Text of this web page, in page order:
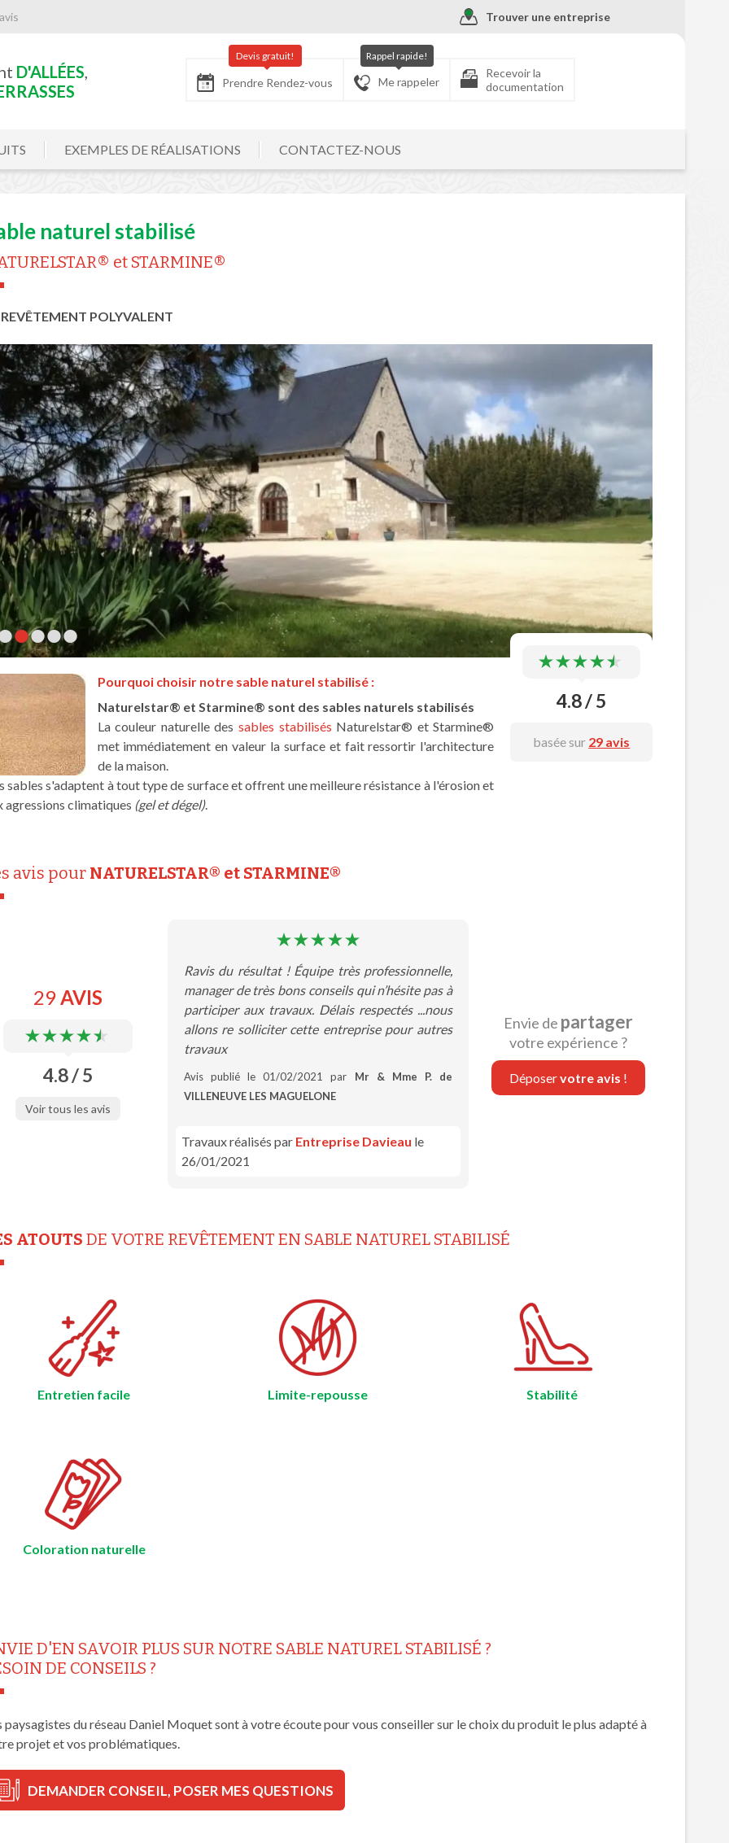
Trouver une entreprise
D'ALLÉES,
Prendre Rendez-vous
Devis gratuit!
Me rappeler
Rappel rapide!
Recevoir la
documentation
EXEMPLES DE RÉALISATIONS CONTACTEZ-NOUS
naturel stabilisé
et STARMINE®
POLYVALENT
••••
4.8 / 5
basée sur 29 avis
Pourquoi choisir notre sable naturel stabilisé :
Naturelstar® et Starmine® sont des sables naturels stabilisés
La couleur naturelle des sables stabilisés Naturelstar® et Starmine®
met immédiatement en valeur la surface et fait ressortir l'architecture
de la maison.
sables s'adaptent à tout type de surface et offrent une meilleure résistance à l'érosion et
agressions climatiques (gel et dégel).
avis pour NATURELSTAR® et STARMINE®
29AVIS
4.8 / 5
Voir tous les avis
Ravis du résultat ! Équipe très professionnelle,
manager de très bons conseils qui n’hésite pas à
participer aux travaux. Délais respectés ...nous
allons re solliciter cette entreprise pour autres
travaux
Avis publié le 01/02/2021 par Mr & Mme P. de
VILLENEUVE LES MAGUELONE
Travaux réalisés par Entreprise Davieau le
26/01/2021
Envie de partager
votre expérience ?
Déposervotre avis !
ATOUTS DE VOTRE REVÊTEMENT EN SABLE NATUREL STABILISÉ
Entretien facile Limite-repousse Stabilité
Coloration naturelle
D'EN SAVOIR PLUS SUR NOTRE SABLE NATUREL STABILISÉ ?
DE CONSEILS ?
paysagistes du réseau Daniel Moquet sont à votre écoute pour vous conseiller sur le choix du produit le plus adapté à
projet et vos problématiques.
DEMANDER CONSEIL, POSER MES QUESTIONS